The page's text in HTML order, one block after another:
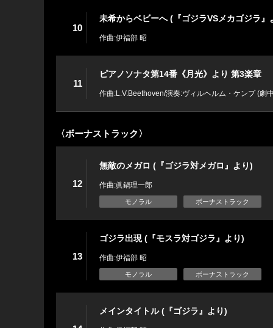
10
未希からベビーへ (『ゴジラVSメカゴジラ』
作曲:伊福部 昭
11
ピアノソナタ第14番《月光》より 第3楽章
作曲:L.V.Beethoven/演奏:ヴィルヘルム・ケンプ (劇
〈ボーナストラック〉
12
無敵のメガロ (『ゴジラ対メガロ』より)
作曲:眞鍋理一郎
モノラル ボーナストラック
13
ゴジラ出現 (『モスラ対ゴジラ』より)
作曲:伊福部 昭
モノラル ボーナストラック
メインタイトル (『ゴジラ』より)